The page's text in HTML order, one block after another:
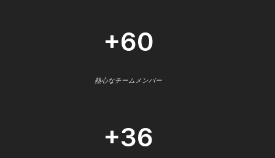
+60
熱心なチームメンバー
+36